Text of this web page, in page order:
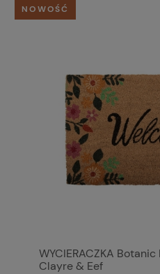
WYCIERACZKA
Clayre & Eef
NOWOŚĆ